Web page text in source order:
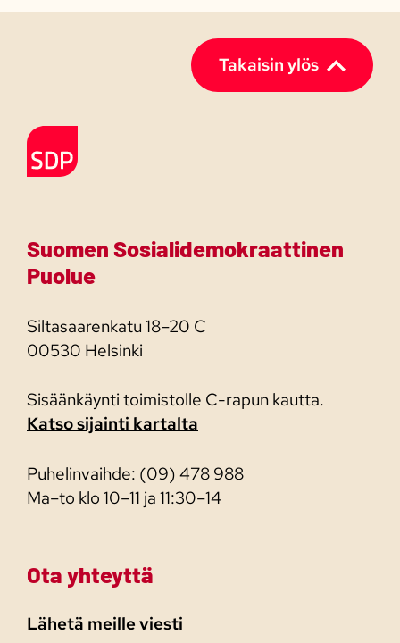
(Pakollinen)
Takaisin ylös
Etusivulle
Suomen Sosialidemokraattinen
Puolue
Siltasaarenkatu 18–20 C
00530 Helsinki
Sisäänkäynti toimistolle C-rapun kautta.
Katso sijainti kartalta
Puhelinvaihde: (09) 478 988
Ma–to klo 10–11 ja 11:30–14
Ota yhteyttä
Lähetä meille viesti